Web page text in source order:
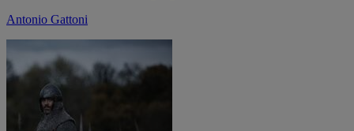
Antonio Gattoni